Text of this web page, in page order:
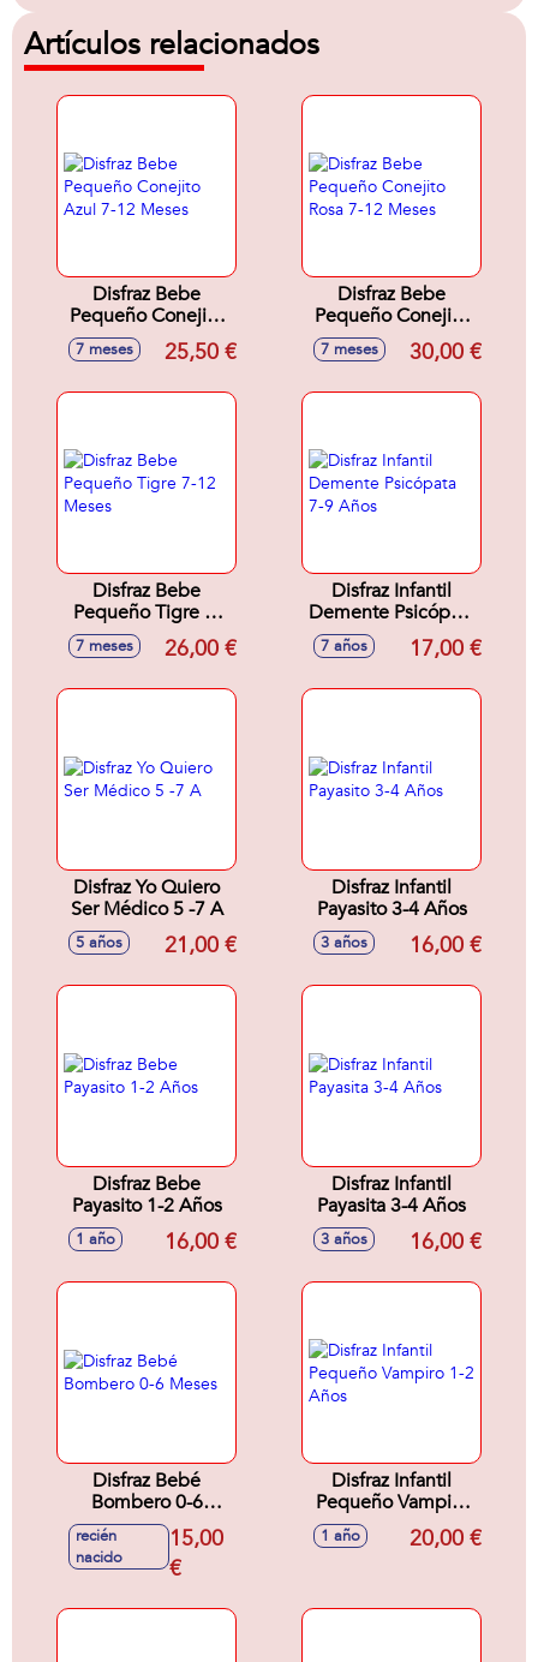
Artículos relacionados
Disfraz Bebe
Pequeño Conejito
Azul 7-12 Meses
7 meses 25,50 €
Disfraz Bebe
Pequeño Conejito
Rosa 7-12 Meses
7 meses 30,00 €
Disfraz Bebe
Pequeño Tigre 7-
12 Meses
7 meses 26,00 €
Disfraz Infantil
Demente Psicópata
7-9 Años
7 años 17,00 €
Disfraz Yo Quiero
Ser Médico 5 -7 A
5 años 21,00 €
Disfraz Infantil
Payasito 3-4 Años
3 años 16,00 €
Disfraz Bebe
Payasito 1-2 Años
1 año 16,00 €
Disfraz Infantil
Payasita 3-4 Años
3 años 16,00 €
Disfraz Bebé
Bombero 0-6
Meses
recién
nacido
15,00
€
Disfraz Infantil
Pequeño Vampiro
1-2 Años
1 año 20,00 €